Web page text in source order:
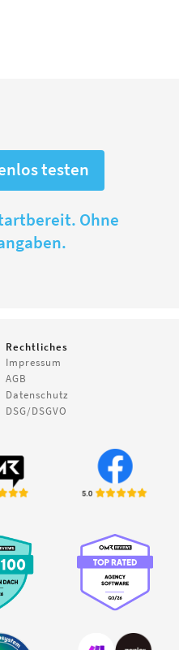
testen
Ohne
Rechtliches
Impressum
AGB
Datenschutz
DSG/DSGVO